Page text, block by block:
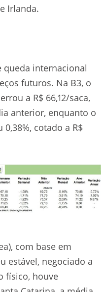
Irlanda.
internacional
futuros. Na B3, o
a R$ 66,12/saca,
anterior, enquanto o
cotado a R$
com base em
estável, negociado a
físico, houve